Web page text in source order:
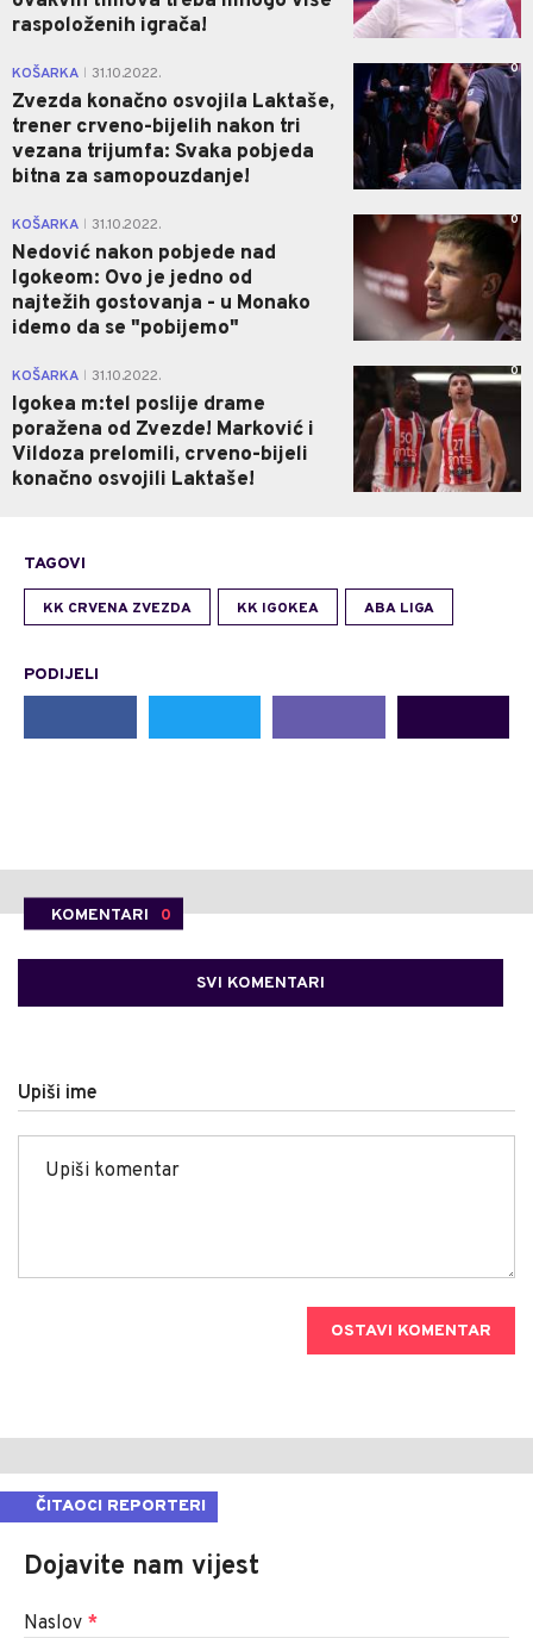
raspoloženih igrača!
KOŠARKA 31.10.2022.
Zvezda konačno osvojila Laktaše,
trener crveno-bijelih nakon tri
vezana trijumfa: Svaka pobjeda
bitna za samopouzdanje!
0
KOŠARKA 31.10.2022.
Nedović nakon pobjede nad
Igokeom: Ovo je jedno od
najtežih gostovanja - u Monako
idemo da se "pobijemo"
0
KOŠARKA 31.10.2022.
Igokea m:tel poslije drame
poražena od Zvezde! Marković i
Vildoza prelomili, crveno-bijeli
konačno osvojili Laktaše!
0
TAGOVI
KK CRVENA ZVEZDA KK IGOKEA ABA LIGA
PODIJELI
KOMENTARI 0
SVI KOMENTARI
Upiši ime
OSTAVI KOMENTAR
ČITAOCI REPORTERI
Dojavite nam vijest
Naslov *